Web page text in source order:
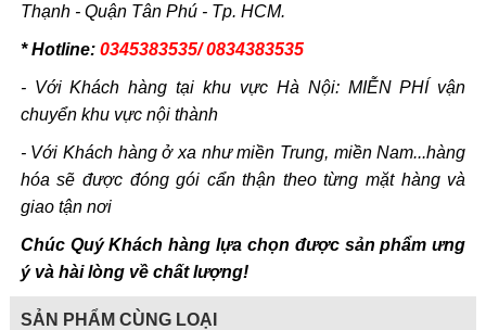
Thạnh - Quận Tân Phú - Tp. HCM.
* Hotline: 0345383535/ 0834383535
- Với Khách hàng tại khu vực Hà Nội: MIỄN PHÍ vận
chuyển khu vực nội thành
- Với Khách hàng ở xa như miền Trung, miền Nam...hàng
hóa sẽ được đóng gói cẩn thận theo từng mặt hàng và
giao tận nơi
Chúc Quý Khách hàng lựa chọn được sản phẩm ưng
ý và hài lòng về chất lượng!
SẢN PHẨM CÙNG LOẠI